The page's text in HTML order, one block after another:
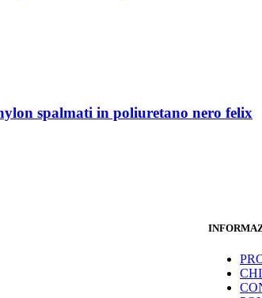
spalmati in poliuretano nero felix